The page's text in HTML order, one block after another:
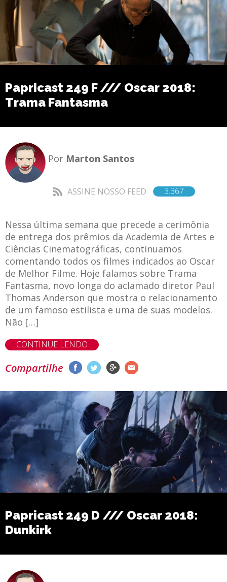
Papricast 249 F /// Oscar 2018:
Trama Fantasma
Por Marton Santos
ASSINE NOSSO FEED 3.367
Nessa última semana que precede a cerimônia
de entrega dos prêmios da Academia de Artes e
Ciências Cinematográficas, continuamos
comentando todos os filmes indicados ao Oscar
de Melhor Filme. Hoje falamos sobre Trama
Fantasma, novo longa do aclamado diretor Paul
Thomas Anderson que mostra o relacionamento
de um famoso estilista e uma de suas modelos.
Não […]
CONTINUE LENDO
Compartilhe
Papricast 249 D /// Oscar 2018:
Dunkirk